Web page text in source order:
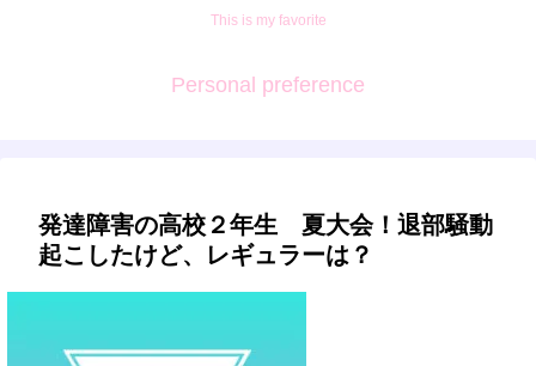
This is my favorite
Personal preference
発達障害の高校２年生 夏大会！退部騒動
起こしたけど、レギュラーは？